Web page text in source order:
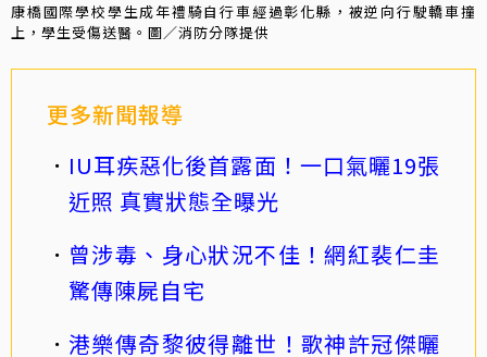
康橋國際學校學生成年禮騎自行車經過彰化縣，被逆向行駛轎車撞
上，學生受傷送醫。圖／消防分隊提供
更多新聞報導
IU耳疾惡化後首露面！一口氣曬19張
近照 真實狀態全曝光
曾涉毒、身心狀況不佳！網紅裴仁圭
驚傳陳屍自宅
港樂傳奇黎彼得離世！歌神許冠傑曬